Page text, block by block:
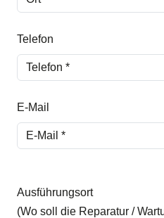
Telefon
E-Mail
Ausführungsort
(Wo soll die Reparatur /